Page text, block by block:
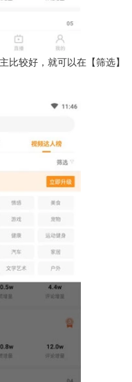
比较好，就可以在【筛选】